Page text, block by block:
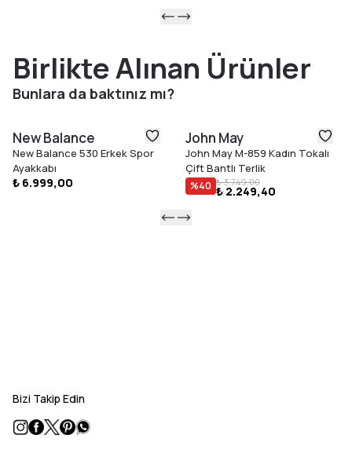
Birlikte Alınan Ürünler
Bunlara da baktınız mı?
New Balance
New Balance 530 Erkek Spor
Ayakkabı
₺ 6.999,00
John May
John May M-859 Kadın Tokalı
Çift Bantlı Terlik
%40 ₺ 3.749,00
₺ 2.249,40
Bizi Takip Edin